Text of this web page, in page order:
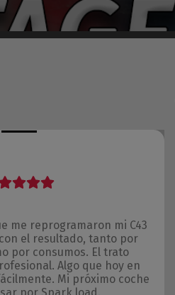
me reprogramaron mi C43
el resultado, tanto por
por consumos. El trato
Algo que hoy en
Mi próximo coche